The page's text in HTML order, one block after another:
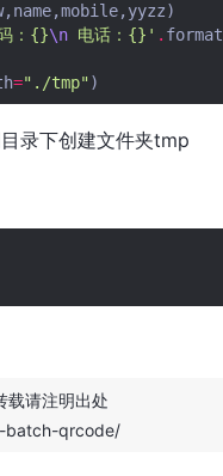
,name,mobile,yyzz)
： {}\n 电话： {} ' . format
="./tmp" )
录下创建文件夹tmp
载请注明出处
batch-qrcode/